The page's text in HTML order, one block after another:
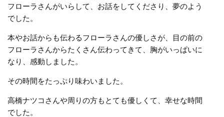
フローラさんがいらして、お話をしてくださり、夢のよう
でした。
本やお話からも伝わるフローラさんの優しさが、目の前の
フローラさんからたくさん伝わってきて、胸がいっぱいに
なり、感動しました。
その時間をたっぷり味わいました。
高橋ナツコさんや周りの方もとても優しくて、幸せな時間
でした。